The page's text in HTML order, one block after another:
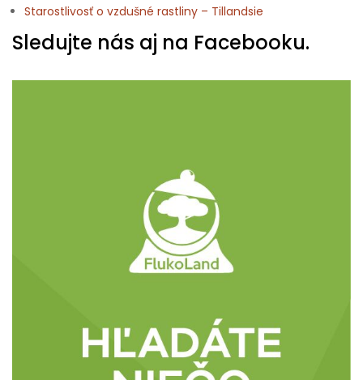
Starostlivosť o vzdušné rastliny – Tillandsie
Sledujte nás aj na Facebooku.